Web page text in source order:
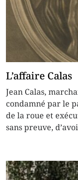
L’affaire Calas
Jean Calas,
condamné par le
de la roue et
sans preuve,